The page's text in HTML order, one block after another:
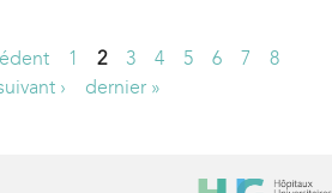
1 2 3 4 5 6 7
8
› dernier »